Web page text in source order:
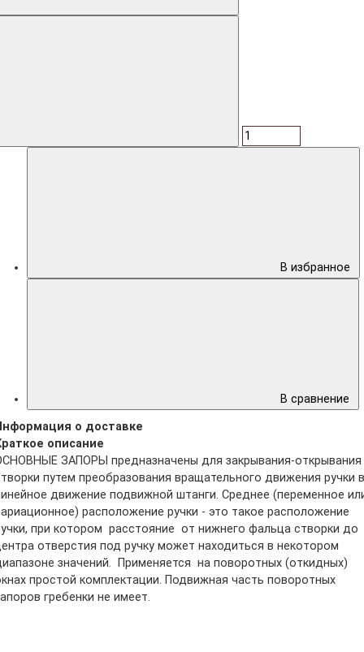
В избранное
В сравнение
о доставке
описание
ЗАПОРЫ предназначены для закрывания-открывания
путем преобразования вращательного движения ручки в
движение подвижной штанги. Среднее (переменное
расположение ручки - это такое расположение
при котором расстояние от нижнего фальца створки до
отверстия под ручку может находиться в некотором
значений. Применяется на поворотных (откидных)
простой комплектации. Подвижная часть поворотных
гребенки не имеет.